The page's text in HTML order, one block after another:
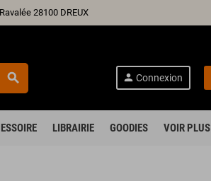
28100 DREUX
search person Connexion
LIBRAIRIE GOODIES VOIR PLUS